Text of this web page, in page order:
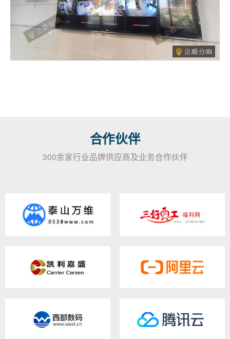
合作伙伴
300余家行业品牌供应商及业务合作伙伴